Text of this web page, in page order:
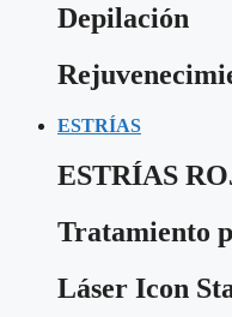
Depilación
ESTRÍAS
ESTRÍAS
Tratamiento
Láser Icon